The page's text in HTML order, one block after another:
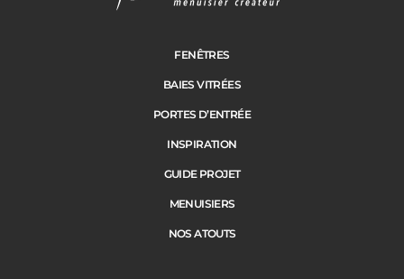
FENÊTRES
BAIES VITRÉES
PORTES D’ENTRÉE
INSPIRATION
GUIDE PROJET
MENUISIERS
NOS ATOUTS
Janneau Menuisier Créateur